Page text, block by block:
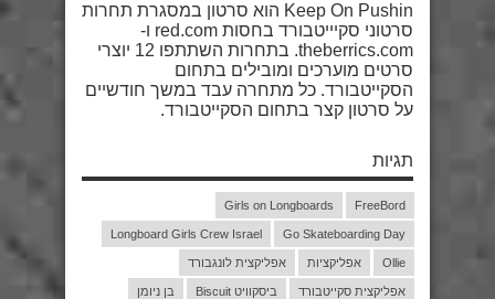
Keep On Pushin הוא סרטון במסגרת תחרות
סרטוני סקיייטבורד בחסות red.com ו-
theberrics.com. בתחרות השתתפו 12 יוצרי
סרטים מוערכים ומובילים בתחום
הסקייטבורד. כל מתחרה עבד במשך חודשיים
על סרטון קצר בתחום הסקייטבורד.
תגיות
FreeBord
Girls on Longboards
Go Skateboarding Day
Longboard Girls Crew Israel
Ollie אפליקציות אפליקצית לונגבורד
אפליקצית סקייטבורד ביסקוויט Biscuit בן ניומן